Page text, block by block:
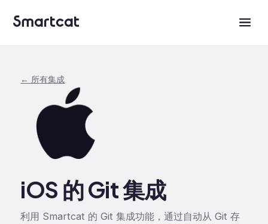
← 所有集成
iOS 的 Git 集成
利用 Smartcat 的 Git 集成功能，通过自动从 Git 存